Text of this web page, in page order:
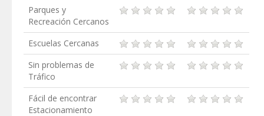
Parques y
Recreación Cercanos
Escuelas Cercanas
Sin problemas de
Tráfico
Fácil de encontrar
Estacionamiento